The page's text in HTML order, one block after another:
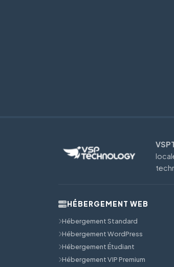
HÉBERGEMENT WEB
Hébergement Standard
Hébergement WordPress
Hébergement Étudiant
Hébergement VIP Premium